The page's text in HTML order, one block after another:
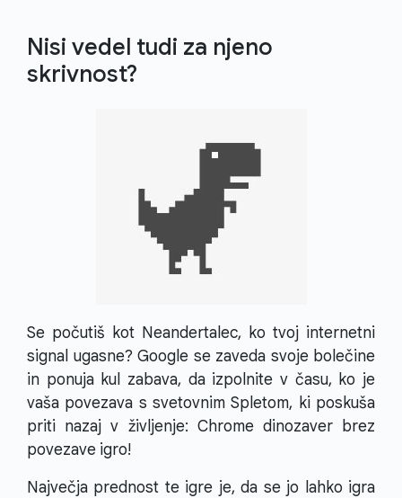
Nisi vedel tudi za njeno
skrivnost?
Se počutiš kot Neandertalec, ko tvoj internetni
signal ugasne? Google se zaveda svoje bolečine
in ponuja kul zabava, da izpolnite v času, ko je
vaša povezava s svetovnim Spletom, ki poskuša
priti nazaj v življenje: Chrome dinozaver brez
povezave igro!
Največja prednost te igre je, da se jo lahko igra